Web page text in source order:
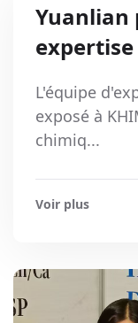
Yuanlian
L'équipe
exposé à
chimiq...
Voir plus